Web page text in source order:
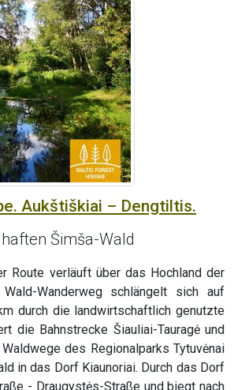
Aukštiškiai – Dengtiltis.
Šimša-Wald
Route verläuft über das Hochland der
Wanderweg schlängelt sich auf
durch die landwirtschaftlich genutzte
die Bahnstrecke Šiauliai-Tauragė und
des Regionalparks Tytuvėnai
in das Dorf Kiaunoriai. Durch das Dorf
- Draugystės-Straße und biegt nach